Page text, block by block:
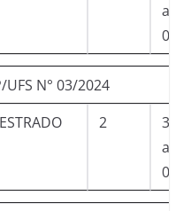
a
UFS N° 03/2024
2
a